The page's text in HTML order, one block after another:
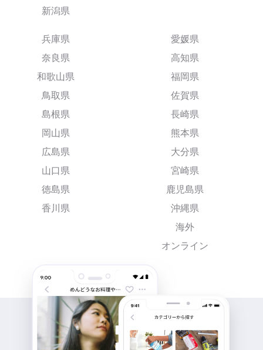
新潟県
兵庫県
奈良県
和歌山県
鳥取県
島根県
岡山県
広島県
山口県
徳島県
香川県
愛媛県
高知県
福岡県
佐賀県
長崎県
熊本県
大分県
宮崎県
鹿児島県
沖縄県
海外
オンライン